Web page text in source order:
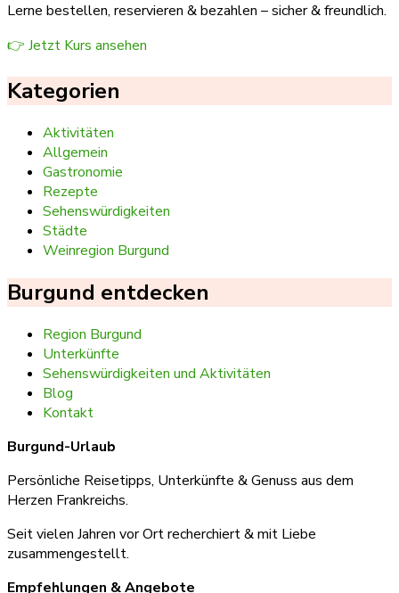
Lerne bestellen, reservieren & bezahlen – sicher & freundlich.
👉 Jetzt Kurs ansehen
Kategorien
Aktivitäten
Allgemein
Gastronomie
Rezepte
Sehenswürdigkeiten
Städte
Weinregion Burgund
Burgund entdecken
Region Burgund
Unterkünfte
Sehenswürdigkeiten und Aktivitäten
Blog
Kontakt
Burgund-Urlaub
Persönliche Reisetipps, Unterkünfte & Genuss aus dem
Herzen Frankreichs.
Seit vielen Jahren vor Ort recherchiert & mit Liebe
zusammengestellt.
Empfehlungen & Angebote